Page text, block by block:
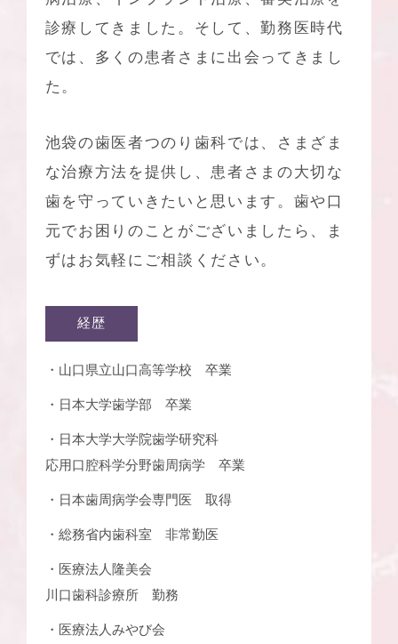
診療してきました。そして、勤務医時代
では、多くの患者さまに出会ってきまし
た。
池袋の歯医者つのり歯科では、さまざま
な治療方法を提供し、患者さまの大切な
歯を守っていきたいと思います。歯や口
元でお困りのことがございましたら、ま
ずはお気軽にご相談ください。
経歴
・山口県立山口高等学校 卒業
・日本大学歯学部 卒業
・日本大学大学院歯学研究科
応用口腔科学分野歯周病学 卒業
・日本歯周病学会専門医 取得
・総務省内歯科室 非常勤医
・医療法人隆美会
川口歯科診療所 勤務
・医療法人みやび会